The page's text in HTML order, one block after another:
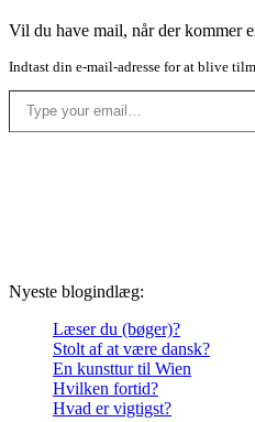
Vil du have mail, når der kommer
Indtast din e-mail-adresse for at blive
Type your email…
Nyeste blogindlæg:
Læser du (bøger)?
Stolt af at være dansk?
En kunsttur til Wien
Hvilken fortid?
Hvad er vigtigst?